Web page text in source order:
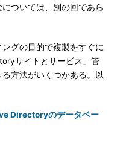
ついては、別の回であら
グの目的で複製をすぐに
サイトとサービス」管
方法がいくつかある。以
Directoryのデータベー